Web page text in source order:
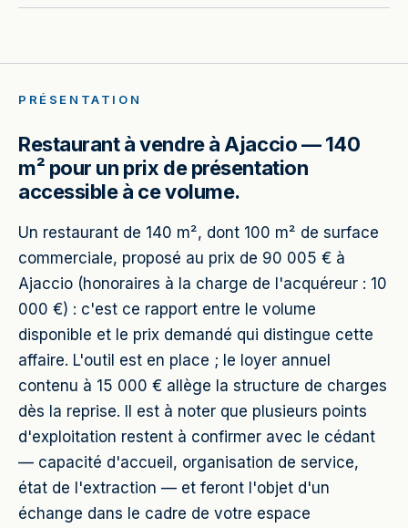
PRÉSENTATION
Restaurant à vendre à Ajaccio — 140
m² pour un prix de présentation
accessible à ce volume.
Un restaurant de 140 m², dont 100 m² de surface
commerciale, proposé au prix de 90 005 € à
Ajaccio (honoraires à la charge de l'acquéreur : 10
000 €) : c'est ce rapport entre le volume
disponible et le prix demandé qui distingue cette
affaire. L'outil est en place ; le loyer annuel
contenu à 15 000 € allège la structure de charges
dès la reprise. Il est à noter que plusieurs points
d'exploitation restent à confirmer avec le cédant
— capacité d'accueil, organisation de service,
état de l'extraction — et feront l'objet d'un
échange dans le cadre de votre espace